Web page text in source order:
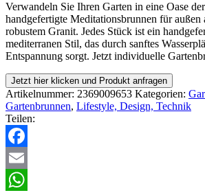
Verwandeln Sie Ihren Garten in eine Oase
handgefertigte Meditationsbrunnen für außen
robustem Granit. Jedes Stück ist ein
mediterranen Stil, das durch sanftes
Entspannung sorgt. Jetzt individuelle
Jetzt hier klicken und Produkt anfragen
Artikelnummer: 2369009653 Kategorien:
Gartenbrunnen, Lifestyle, Design, Technik
Teilen:
Facebook
Email